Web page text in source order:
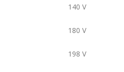
140 V
180 V
198 V